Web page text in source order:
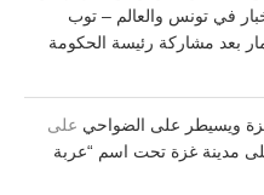
في تونس والعالم – توب
بعد مشاركة رئيسة الحكومة
ويسيطر على الضواحي على
مدينة غزة تحت اسم “عربة